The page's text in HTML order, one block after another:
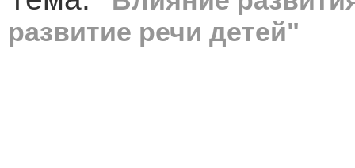
развитие речи детей"